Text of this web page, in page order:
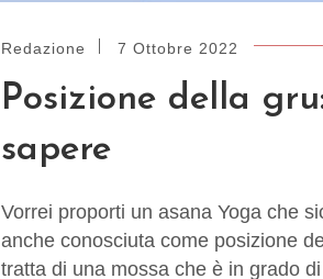
Redazione 7 Ottobre 2022
Posizione della
sapere
Vorrei proporti un asana Yoga che
anche conosciuta come posizione
tratta di una mossa che è in grado